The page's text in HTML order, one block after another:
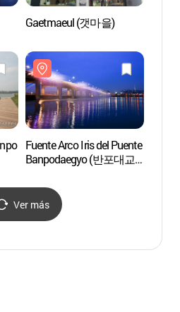
Gaetmaeul (갯마을)
Fuente Arco Iris del Puente
Banpodaegyo (반포대교
Ver más